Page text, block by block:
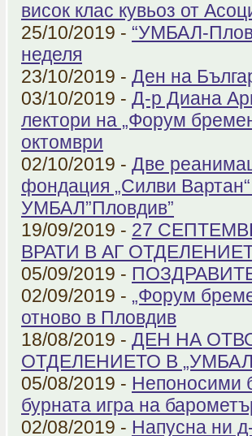
висок клас кувьоз от
25/10/2019 - “УМБАЛ-
неделя
23/10/2019 - Ден на
03/10/2019 - Д-р Диана
лектори на „Форум
октомври
02/10/2019 - Две
фондация „Силви
УМБАЛ”Пловдив”
19/09/2019 - 27
ВРАТИ В АГ
05/09/2019 -
02/09/2019 - „Форум
отново в Пловдив
18/08/2019 - ДЕН НА
ОТДЕЛЕНИЕТО В
05/08/2019 - Непоносими
бурната игра на
02/08/2019 - Напусна ни